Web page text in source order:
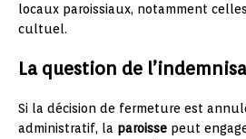
locaux paroissiaux, notamment
cultuel.
La question de
Si la décision de fermeture est
administratif, la paroisse peut